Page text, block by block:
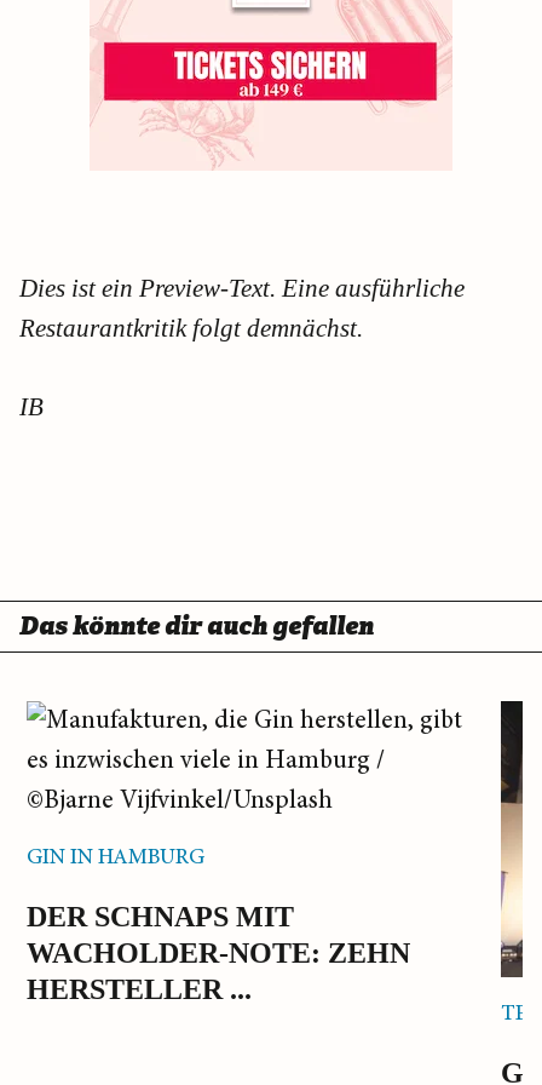
Dies ist ein Preview-Text. Eine ausführliche
Restaurantkritik folgt demnächst.
IB
Das könnte dir auch gefallen
GIN IN HAMBURG
DER SCHNAPS MIT
WACHOLDER-NOTE: ZEHN
HERSTELLER ...